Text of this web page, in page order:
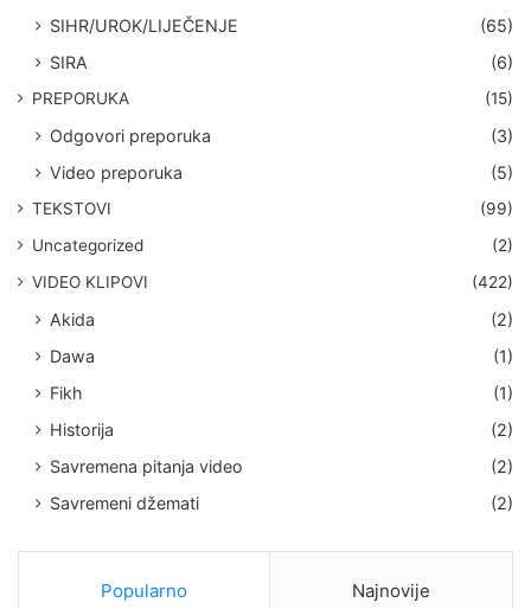
SIHR/UROK/LIJEČENJE
(65)
SIRA
(6)
PREPORUKA (15)
Odgovori preporuka
(3)
Video preporuka
(5)
TEKSTOVI
(99)
Uncategorized
(2)
VIDEO KLIPOVI
(422)
Akida
(2)
Dawa
(1)
Fikh
(1)
Historija
(2)
Savremena pitanja video
(2)
Savremeni džemati
(2)
Popularno Najnovije